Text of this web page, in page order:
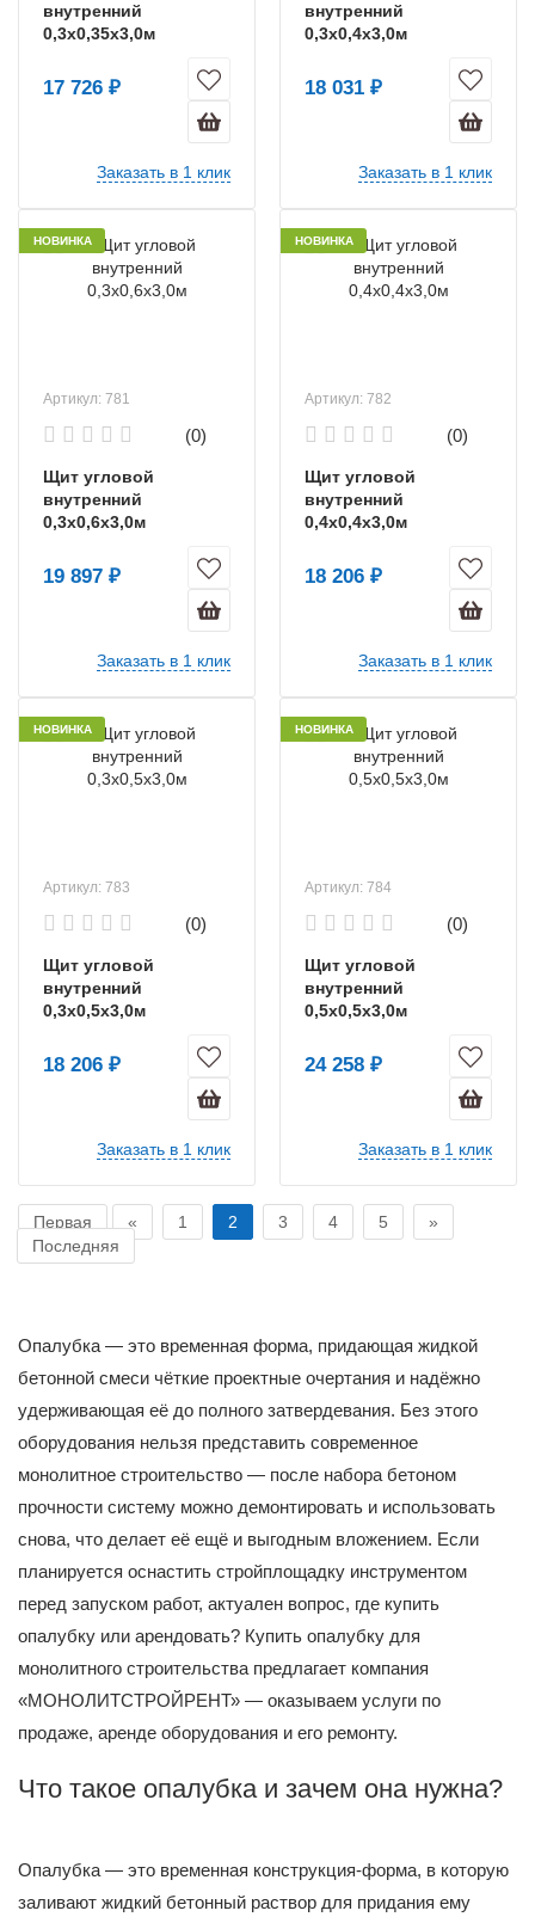
внутренний
0,3х0,35х3,0м
17 726 ₽
Заказать в 1 клик
внутренний
0,3х0,4х3,0м
18 031 ₽
Заказать в 1 клик
НОВИНКА
Артикул: 781
(0)
Щит угловой
внутренний
0,3х0,6х3,0м
19 897 ₽
Заказать в 1 клик
НОВИНКА
Артикул: 782
(0)
Щит угловой
внутренний
0,4х0,4х3,0м
18 206 ₽
Заказать в 1 клик
НОВИНКА
Артикул: 783
(0)
Щит угловой
внутренний
0,3х0,5х3,0м
18 206 ₽
Заказать в 1 клик
НОВИНКА
Артикул: 784
(0)
Щит угловой
внутренний
0,5х0,5х3,0м
24 258 ₽
Заказать в 1 клик
Первая « 1 2 3 4 5
»
Последняя
Опалубка — это временная форма, придающая жидкой
бетонной смеси чёткие проектные очертания и надёжно
удерживающая её до полного затвердевания. Без этого
оборудования нельзя представить современное
монолитное строительство — после набора бетоном
прочности систему можно демонтировать и использовать
снова, что делает её ещё и выгодным вложением. Если
планируется оснастить стройплощадку инструментом
перед запуском работ, актуален вопрос, где купить
опалубку или арендовать? Купить опалубку для
монолитного строительства предлагает компания
«МОНОЛИТСТРОЙРЕНТ» — оказываем услуги по
продаже, аренде оборудования и его ремонту.
Что такое опалубка и зачем она нужна?
Опалубка — это временная конструкция-форма, в которую
заливают жидкий бетонный раствор для придания ему